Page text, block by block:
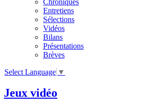
Chroniques
Entretiens
Sélections
Vidéos
Bilans
Présentations
Brèves
Select Language ▼
Jeux vidéo